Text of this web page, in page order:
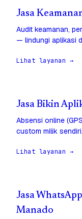
Jasa
Audit keamanan,
— lindungi aplikasi
Lihat layanan →
Jasa Bikin
Absensi online
custom milik
Lihat layanan →
Jasa
Manado